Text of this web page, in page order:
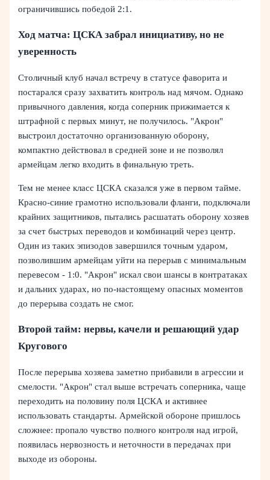
ограничившись победой 2:1.
Ход матча: ЦСКА забрал инициативу, но не
уверенность
Столичный клуб начал встречу в статусе фаворита и
постарался сразу захватить контроль над мячом. Однако
привычного давления, когда соперник прижимается к
штрафной с первых минут, не получилось. "Акрон"
выстроил достаточно организованную оборону,
компактно действовал в средней зоне и не позволял
армейцам легко входить в финальную треть.
Тем не менее класс ЦСКА сказался уже в первом тайме.
Красно-синие грамотно использовали фланги, подключали
крайних защитников, пытались расшатать оборону хозяев
за счет быстрых переводов и комбинаций через центр.
Один из таких эпизодов завершился точным ударом,
позволившим армейцам уйти на перерыв с минимальным
перевесом - 1:0. "Акрон" искал свои шансы в контратаках
и дальних ударах, но по-настоящему опасных моментов
до перерыва создать не смог.
Второй тайм: нервы, качели и решающий удар
Кругового
После перерыва хозяева заметно прибавили в агрессии и
смелости. "Акрон" стал выше встречать соперника, чаще
переходить на половину поля ЦСКА и активнее
использовать стандарты. Армейской обороне пришлось
сложнее: пропало чувство полного контроля над игрой,
появилась нервозность и неточности в передачах при
выходе из обороны.